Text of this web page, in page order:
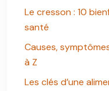
Le cresson : 10
santé
Causes,
à Z
Les clés d’une